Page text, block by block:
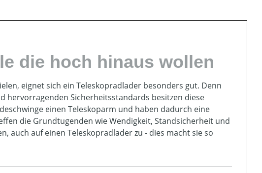
die hoch hinaus wollen
eignet sich ein Teleskopradlader besonders gut. Denn
Sicherheitsstandards besitzen diese
einen Teleskoparm und haben dadurch eine
die Grundtugenden wie Wendigkeit, Standsicherheit und
auch auf einen Teleskopradlader zu - dies macht sie so